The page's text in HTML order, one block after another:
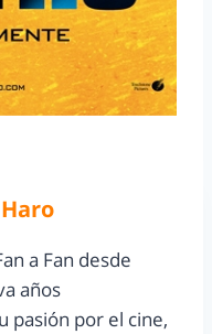
a Fan desde
años
pasión por el cine,